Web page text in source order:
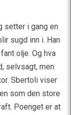
setter i gang en
sugd inn i. Han
olje. Og hva
selvsagt, men
Sbertoli viser
som den store
Poenget er at